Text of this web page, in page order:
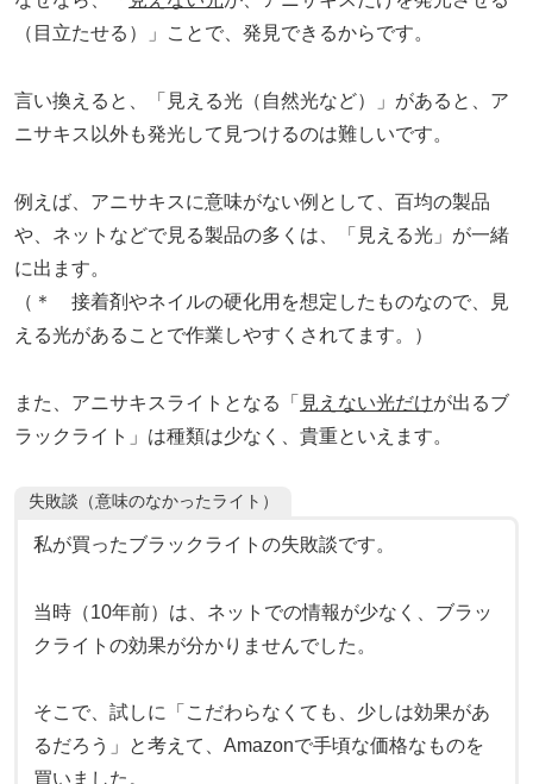
（目立たせる）」ことで、発見できるからです。
言い換えると、「見える光（自然光など）」があると、ア
ニサキス以外も発光して見つけるのは難しいです。
例えば、アニサキスに意味がない例として、百均の製品
や、ネットなどで見る製品の多くは、「見える光」が一緒
に出ます。
（＊ 接着剤やネイルの硬化用を想定したものなので、見
える光があることで作業しやすくされてます。）
また、アニサキスライトとなる「 見えない光だけが出るブ
ラックライト」は種類は少なく、貴重といえます。
失敗談（意味のなかったライト）
私が買ったブラックライトの失敗談です。
当時（10年前）は、ネットでの情報が少なく、ブラッ
クライトの効果が分かりませんでした。
そこで、試しに「こだわらなくても、少しは効果があ
るだろう」と考えて、Amazonで手頃な価格なものを
買いました。